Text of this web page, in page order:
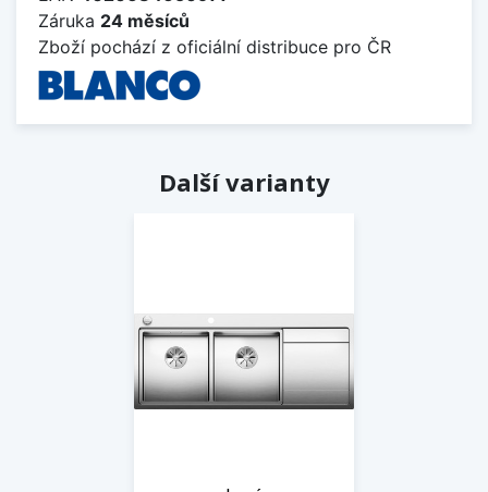
Záruka 24 měsíců
Zboží pochází z oficiální distribuce pro ČR
Další varianty